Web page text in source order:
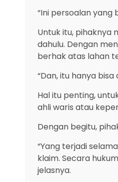
“Ini persoalan yang
Untuk itu, pihaknya
dahulu. Dengan
berhak atas lahan
“Dan, itu hanya
Hal itu penting,
ahli waris atau
Dengan begitu,
“Yang terjadi
klaim. Secara
jelasnya.